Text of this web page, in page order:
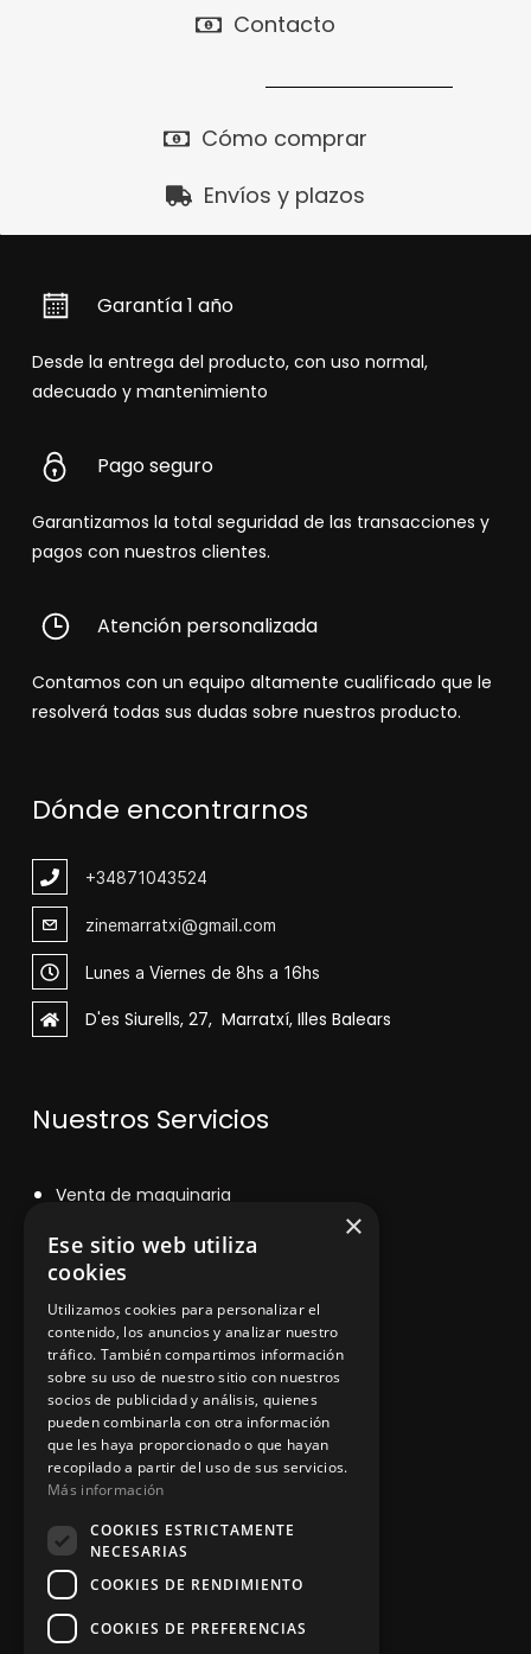
Contacto
Cómo comprar
Envíos y plazos
Garantía 1 año
Desde la entrega del producto, con uso normal,
adecuado y mantenimiento
Pago seguro
Garantizamos la total seguridad de las transacciones y
pagos con nuestros clientes.
Atención personalizada
Contamos con un equipo altamente cualificado que le
resolverá todas sus dudas sobre nuestros producto.
Dónde encontrarnos
+34871043524
zinemarratxi@gmail.com
Lunes a Viernes de 8hs a 16hs
D'es Siurells, 27, Marratxí, Illes Balears
Nuestros Servicios
Venta de maquinaria
Asesoramiento personalizado
Instalación y reparación
Contacto
Información legal
Aviso legal
×
Ese sitio web utiliza
cookies
Utilizamos cookies para personalizar el
contenido, los anuncios y analizar nuestro
tráfico. También compartimos información
sobre su uso de nuestro sitio con nuestros
socios de publicidad y análisis, quienes
pueden combinarla con otra información
que les haya proporcionado o que hayan
recopilado a partir del uso de sus servicios.
Más información
COOKIES ESTRICTAMENTE
NECESARIAS
COOKIES DE RENDIMIENTO
COOKIES DE PREFERENCIAS